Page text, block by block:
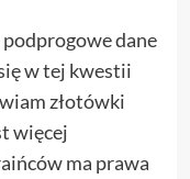
dane
w tej kwestii
złotówki
więcej
ma prawa